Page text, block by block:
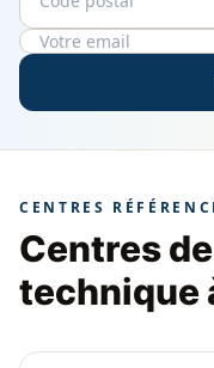
CENTRES
Centres
technique